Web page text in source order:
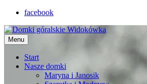
facebook
Menu
Start
Nasze domki
Maryna i Janosik